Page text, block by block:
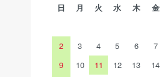
日 月 火 水 木 金
2
3 4 5 6 7
9
10 11 12 13 14